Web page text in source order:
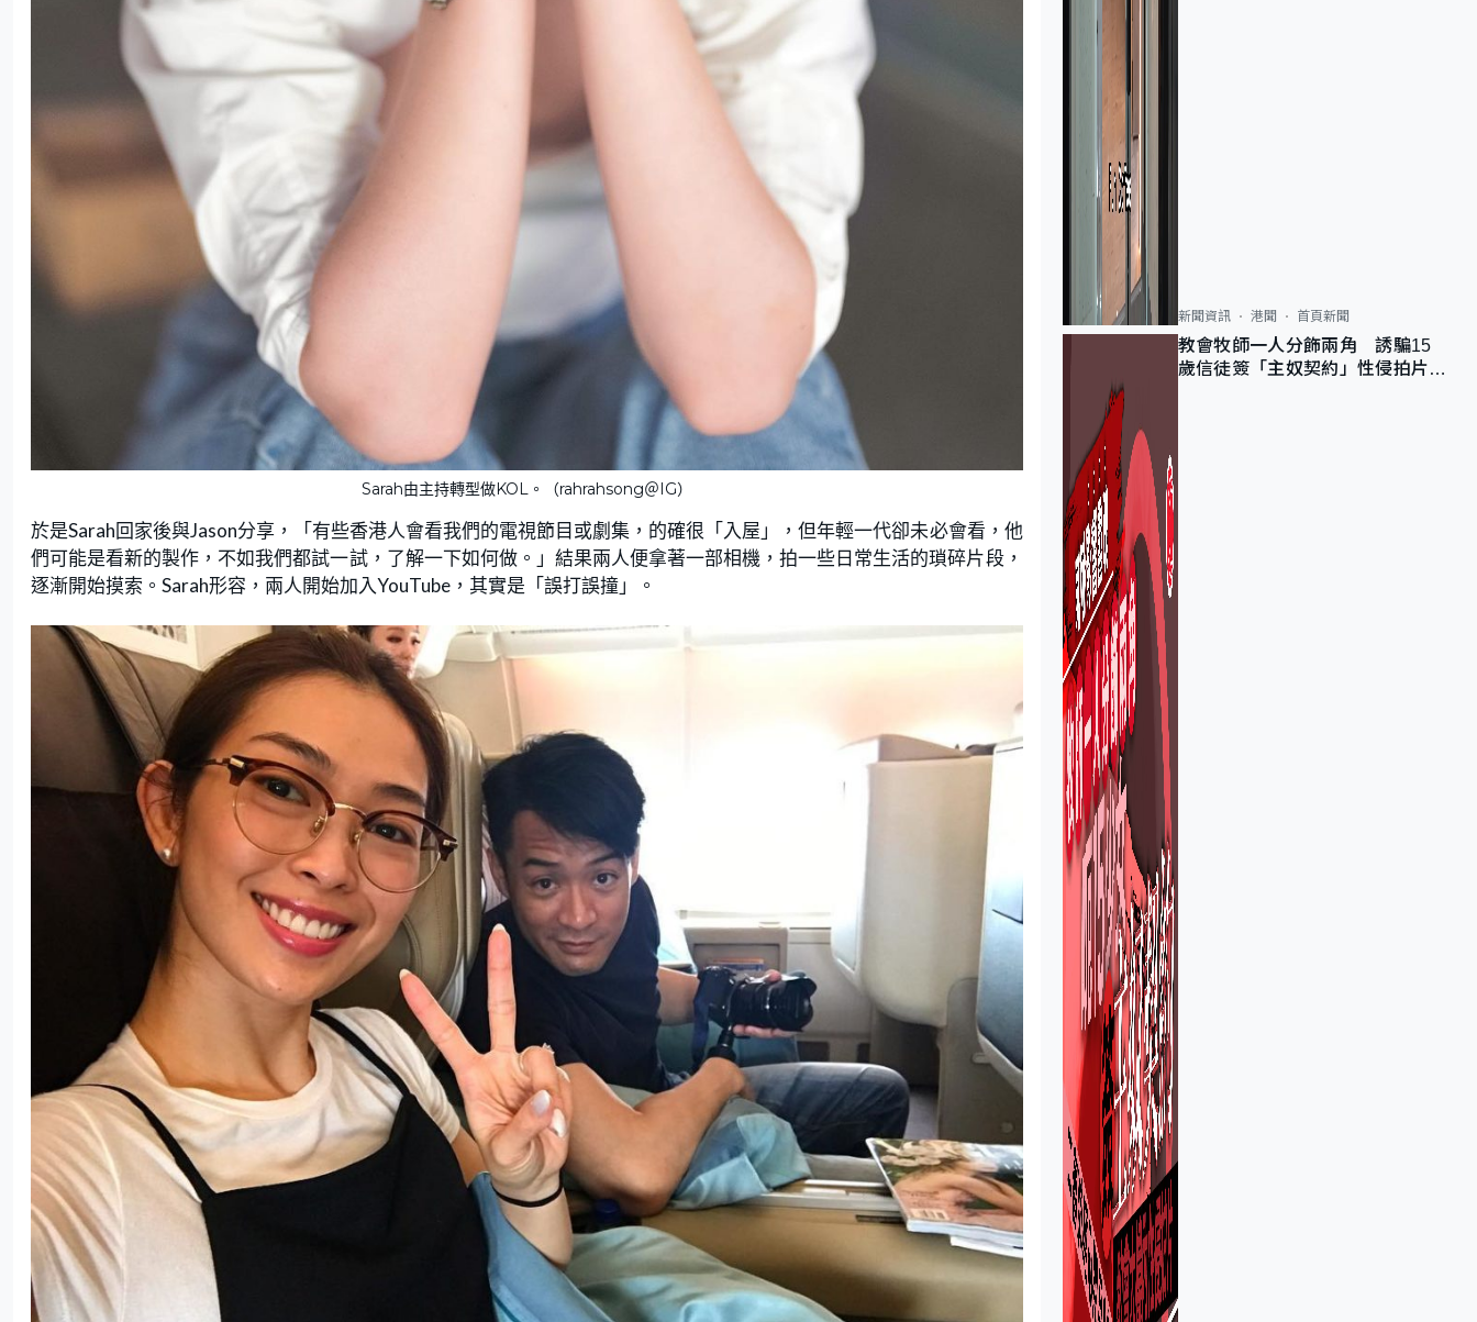
Sarah由主持轉型做KOL。（rahrahsong＠IG）
於是Sarah回家後與Jason分享，「有些香港人會看我們的電視節目或劇集，的確很「入屋」，但年輕一代卻未必會看，他
們可能是看新的製作，不如我們都試一試，了解一下如何做。」結果兩人便拿著一部相機，拍一些日常生活的瑣碎片段，
逐漸開始摸索。Sarah形容，兩人開始加入YouTube，其實是「誤打誤撞」。
新聞資訊 港聞 首頁新聞
教會牧師一人分飾兩角 誘騙15
歲信徒簽「主奴契約」性侵拍片